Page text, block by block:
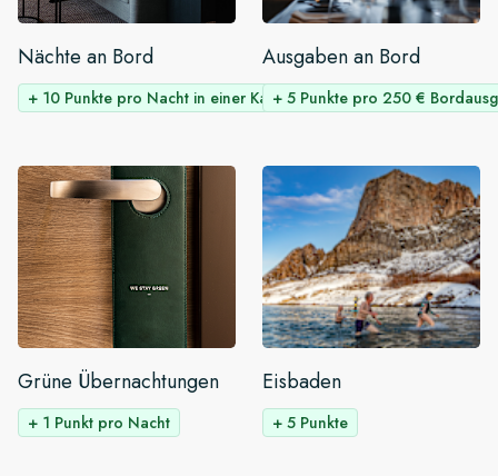
Nächte an Bord
+ 10 Punkte pro Nacht in einer Kabine
Ausgaben an Bord
+ 5 Punkte pro 250 €
Grüne Übernachtungen
+ 1 Punkt pro Nacht
Eisbaden
+ 5 Punkte